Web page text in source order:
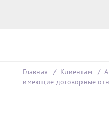
Главная Клиентам
имеющие договорные